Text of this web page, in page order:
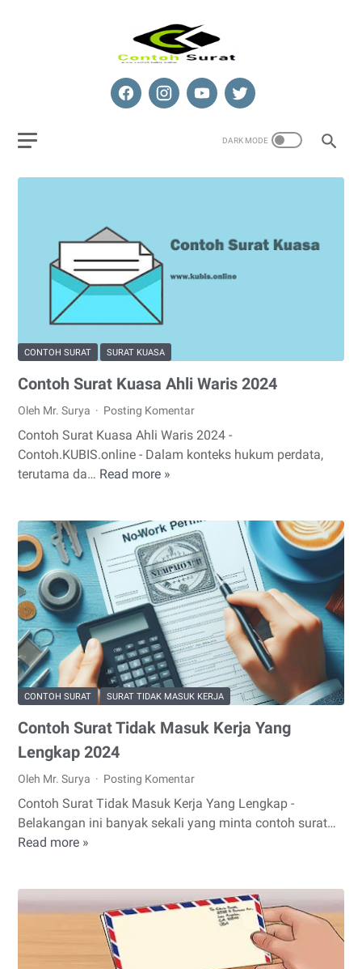
CONTOH SURAT SURAT KUASA
Contoh Surat Kuasa Ahli Waris 2024
Oleh Mr. Surya Posting Komentar
Contoh Surat Kuasa Ahli Waris 2024 -
Contoh.KUBIS.online - Dalam konteks hukum perdata,
terutama da… Read more »
Ahli
Waris
2024
CONTOH SURAT SURAT TIDAK MASUK KERJA
Contoh Surat Tidak Masuk Kerja Yang
Lengkap 2024
Oleh Mr. Surya Posting Komentar
Contoh Surat Tidak Masuk Kerja Yang Lengkap -
Belakangan ini banyak sekali yang minta contoh surat…
Read more »
Masuk
Kerja
Yang
Lengkap